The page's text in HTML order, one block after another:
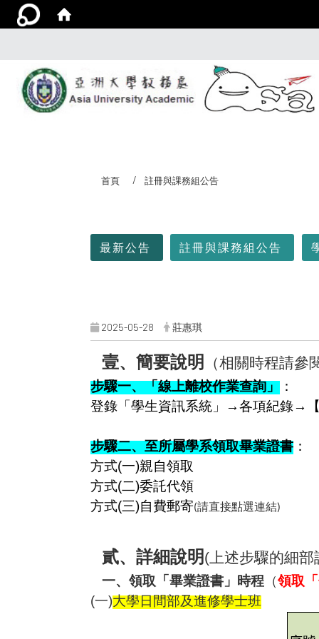
首頁 註冊與課務組公告
最新公告 註冊與課務組公告
2025-05-28 莊惠琪
壹、簡要說明 （相關時程請參
步驟一、「線上離校作業查詢」
：
登錄「學生資訊系統」→各項紀錄→【
步驟二、至所屬學系領取畢業證書 ：
方式(一)親自領取
方式(二)委託代領
方式(三)自費郵寄(請直接點選連結)
貳、 詳細說明 (上述步驟的細部
一、領取「畢業證書」時程 （領取
(一)大學日間部及進修學士班